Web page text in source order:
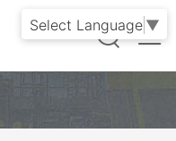
Select Language ▼